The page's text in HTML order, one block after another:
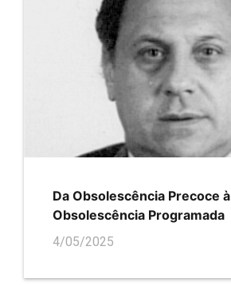
Da Obsolescência Precoce à
Obsolescência Programada
4/05/2025